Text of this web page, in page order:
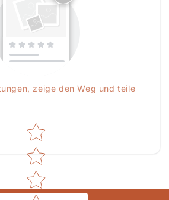
zeige den Weg und teile
Star rating